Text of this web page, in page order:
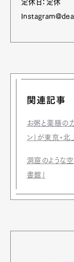
定休日：定休
関連記事
お粥と薬膳の
ン」が東京・
洞窟のような
書館」